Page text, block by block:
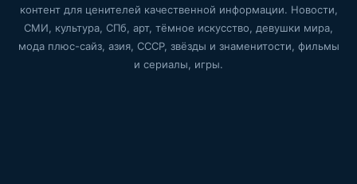
контент для ценителей качественной информации. Новости,
СМИ, культура, СПб, арт, тёмное искусство, девушки мира,
мода плюс-сайз, азия, СССР, звёзды и знаменитости, фильмы
и сериалы, игры.